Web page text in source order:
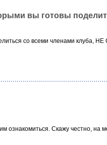
вы готовы поделит
со всеми членами клуба,
ознакомиться. Скажу честно,